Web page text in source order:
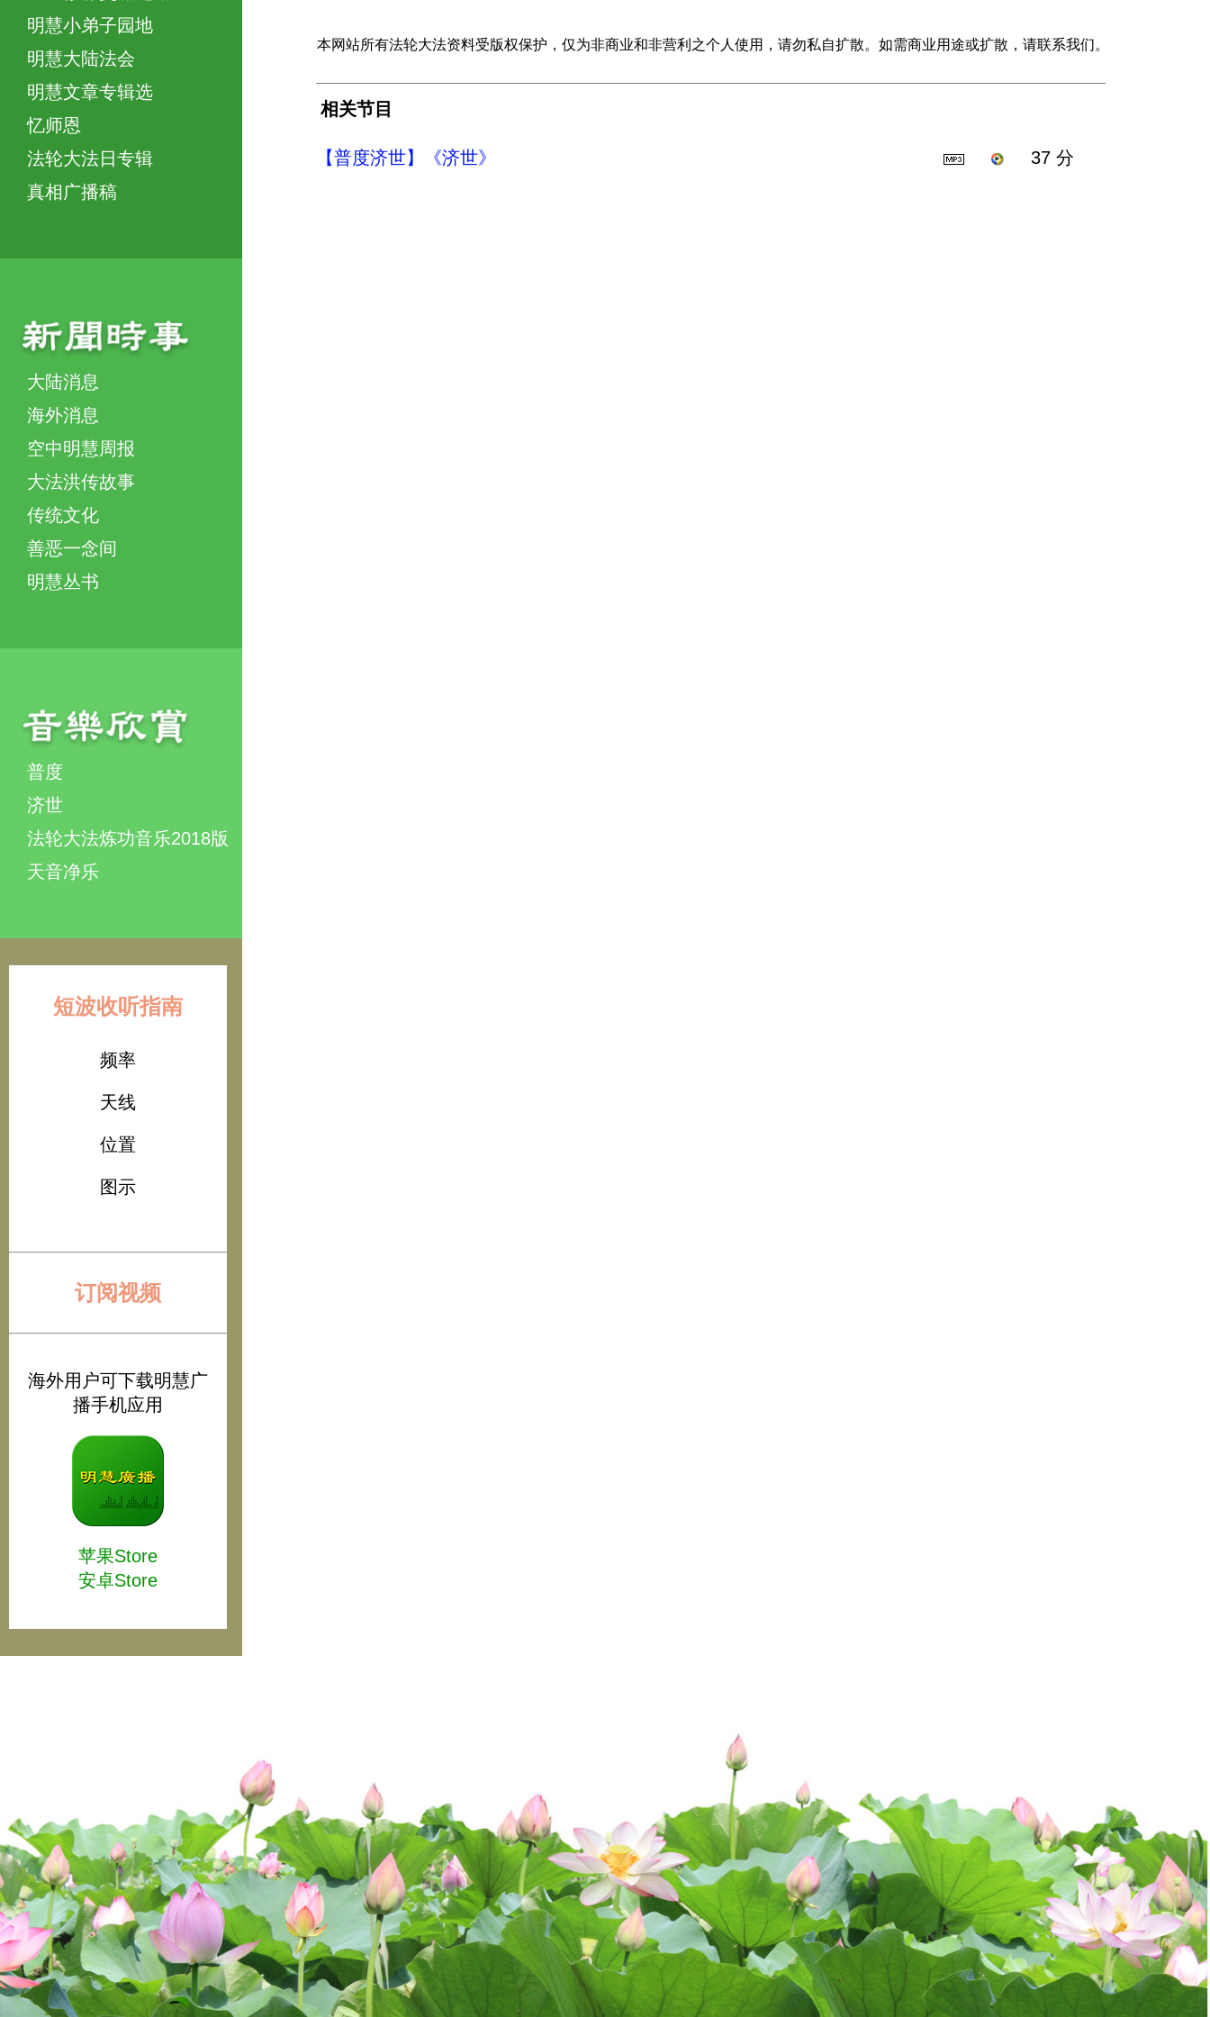
明慧小弟子园地
明慧大陆法会
明慧文章专辑选
忆师恩
法轮大法日专辑
真相广播稿
大陆消息
海外消息
空中明慧周报
大法洪传故事
传统文化
善恶一念间
明慧丛书
普度
济世
法轮大法炼功音乐2018版
天音净乐
短波收听指南
频率
天线
位置
图示
订阅视频
海外用户可下载明慧广
播手机应用
苹果Store
安卓Store
本网站所有法轮大法资料受版权保护，仅为非商业和非营利之个人使用，请勿私自扩散。如需商业用途或扩散，请联系我们。
相关节目
【普度济世】《济世》 37 分